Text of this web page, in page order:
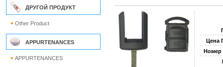
ДРУГОЙ ПРОДУКТ
Other Product
APPURTENANCES
APPURTENANCES
Цена
Номер